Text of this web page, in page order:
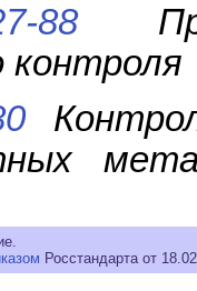
88
контроля
Росстандарта от